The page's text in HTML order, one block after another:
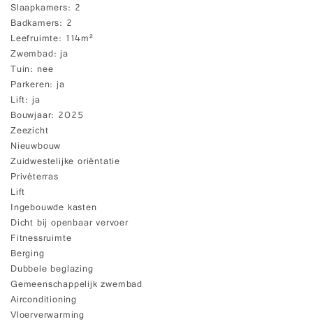
Slaapkamers 2
Badkamers 2
Leefruimte 114m²
Zwembad ja
Tuin nee
Parkeren ja
Lift ja
Bouwjaar 2025
Zeezicht
Nieuwbouw
Zuidwestelijke oriëntatie
Privéterras
Lift
Ingebouwde kasten
Dicht bij openbaar vervoer
Fitnessruimte
Berging
Dubbele beglazing
Gemeenschappelijk zwembad
Airconditioning
Vloerverwarming